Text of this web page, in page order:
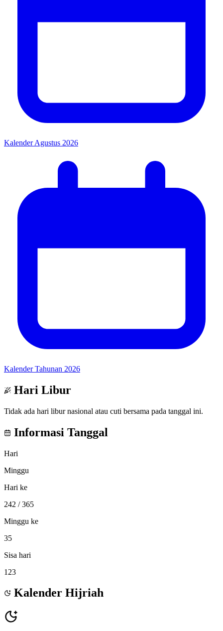
Kalender Agustus 2026
Kalender Tahunan 2026
Hari Libur
Tidak ada hari libur nasional atau cuti bersama pada tanggal ini.
Informasi Tanggal
Hari
Minggu
Hari ke
242 / 365
Minggu ke
35
Sisa hari
123
Kalender Hijriah